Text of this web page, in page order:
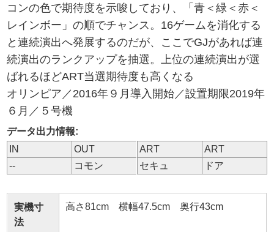
コンの色で期待度を示唆しており、「青＜緑＜赤＜
レインボー」の順でチャンス。16ゲームを消化する
と連続演出へ発展するのだが、ここでGJがあれば連
続演出のランクアップを抽選。上位の連続演出が選
ばれるほどART当選期待度も高くなる
オリンピア／2016年９月導入開始／設置期限2019年
６月／５号機
データ出力情報:
IN
OUT ART
ART
--
コモン セキュ ドア
実機寸
法
高さ81cm 横幅47.5cm 奥行43cm